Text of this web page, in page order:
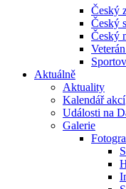
Český
Český
Český
Aktuálně
Aktuality
Kalendář akcí
Události na
Galerie